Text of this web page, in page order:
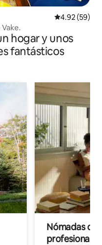
Calificación
4.92 (59)
hogar y unos
fantásticos
Nómadas